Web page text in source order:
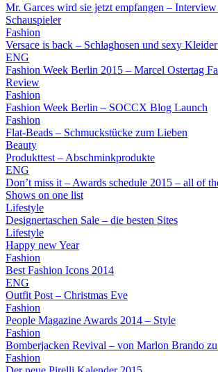
Mr. Garces wird sie jetzt empfangen –
Schauspieler
Fashion
Versace is back – Schlaghosen und sexy
ENG
Fashion Week Berlin 2015 – Marcel Ostertag
Review
Fashion
Fashion Week Berlin – SOCCX Blog Launch
Fashion
Flat-Beads – Schmuckstücke zum Lieben
Beauty
Produkttest – Abschminkprodukte
ENG
Don’t miss it – Awards schedule 2015 – all of
Shows on one list
Lifestyle
Designertaschen Sale – die besten Sites
Lifestyle
Happy new Year
Fashion
Best Fashion Icons 2014
ENG
Outfit Post – Christmas Eve
Fashion
People Magazine Awards 2014 – Style
Fashion
Bomberjacken Revival – von Marlon Brando
Fashion